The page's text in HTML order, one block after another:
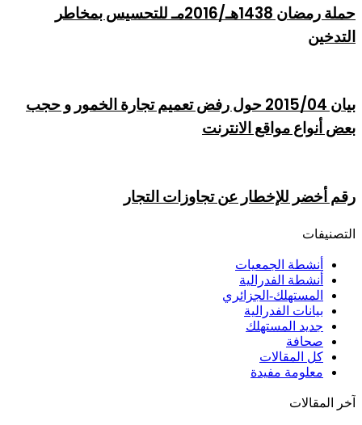
حملة رمضان 1438هـ/2016مـ للتحسيس بمخاطر
التدخين
بيان 2015/04 حول رفض تعميم تجارة الخمور و حجب
بعض أنواع مواقع الانترنت
رقم أخضر للإخطار عن تجاوزات التجار
التصنيفات
أنشطة الجمعيات
أنشطة الفدرالية
المستهلك-الجزائري
بيانات الفدرالية
جديد المستهلك
صحافة
كل المقالات
معلومة مفيدة
آخر المقالات